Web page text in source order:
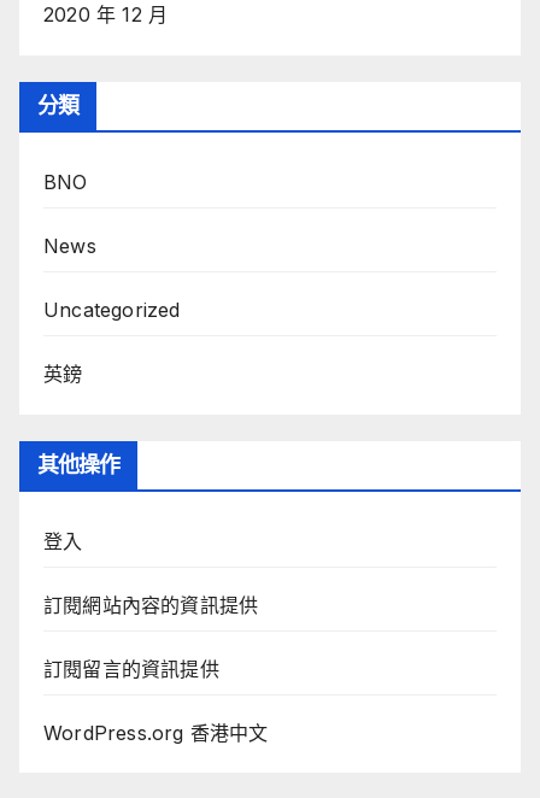
2020 年 12 月
分類
BNO
News
Uncategorized
英鎊
其他操作
登入
訂閱網站內容的資訊提供
訂閱留言的資訊提供
WordPress.org 香港中文